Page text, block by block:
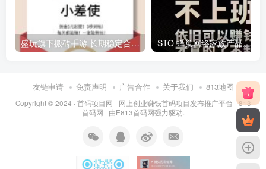
盛玩旗下搬砖手游 长期稳定合作，副业日赚百米
友链申请 免责声明 广告合作 关于我们 813地图
Copyright © 2024 · 首码项目网 - 网上创业赚钱首码项目发布推广平台 - 813
首码网 · 由E813首码网强力驱动.